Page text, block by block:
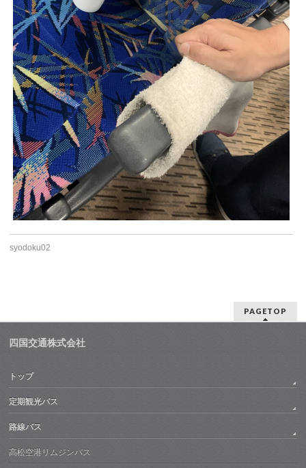
syodoku02
PAGETOP
四国交通株式会社
トップ
定期観光バス
路線バス
高松空港リムジンバス